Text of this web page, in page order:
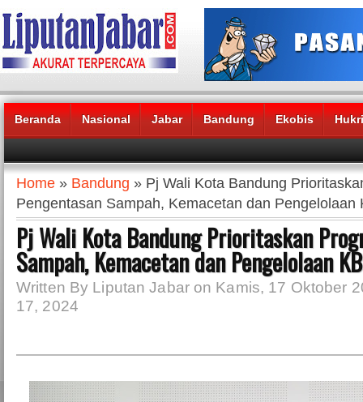
Beranda Nasional Jabar Bandung Ekobis
Headlines News :
Home » Bandung » Pj Wali Kota Bandung
Pengentasan Sampah, Kemacetan dan Pengelolaan
Pj Wali Kota Bandung Prioritaskan
Sampah, Kemacetan dan Pengelolaan
Written By Liputan Jabar on Kamis, 17 Oktober
17, 2024